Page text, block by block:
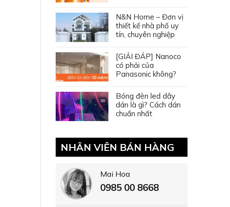
N&N Home – Đơn vị
thiết kế nhà phố uy
tín, chuyên nghiệp
[GIẢI ĐÁP] Nanoco
có phải của
Panasonic không?
Bóng đèn led dây
dán là gì? Cách dán
chuẩn nhất
NHÂN VIÊN BÁN HÀNG
Mai Hoa
0985 00 8668